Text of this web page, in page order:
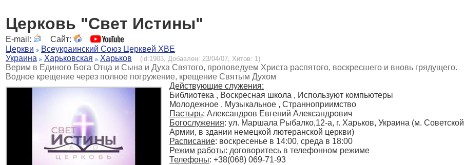
Церковь "Свет Истины"
E-mail:
Сайт:
Церкви
Всеукраинский Союз Церквей ХВЕ
Украина
Харьковская Харьков (id:1903, Добавлен: 23/04/07, Хитов: 1)
Верим в Единого Бога Отца и Сына и Духа Святого, проповедуем Христа распятого, воскресшего и вновь грядущего.
Водное крещение через полное погружение, крещение Святым Духом
Действующие служения:
Библиотека , Воскресная школа , Используют компьютеры
Молодежное , Музыкальное , Странноприимство
Пастырь: Александров Евгений Александрович
Богослужения: ул. Маршала Рыбалко,12-а, г. Харьков, Украина (м. Советской
Армии, в здании немецкой лютеранской церкви)
Расписание: воскресенье в 14:00, среда в 18:00
Режим работы: договоритесь в телефонном режиме
Телефоны: +38(068) 069-71-93